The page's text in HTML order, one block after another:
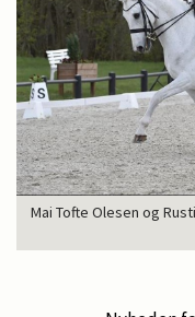
Mai Tofte Olesen og